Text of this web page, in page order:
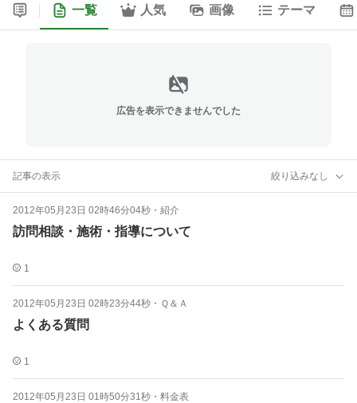
一覧 人気 画像 テーマ
広告を表示できませんでした
記事の表示 絞り込みなし
2012年05月23日 02時46分04秒 ・ 紹介
訪問相談・施術・指導について
1
2012年05月23日 02時23分44秒 ・ Ｑ＆Ａ
よくある質問
1
2012年05月23日 01時50分31秒 ・ 料金表